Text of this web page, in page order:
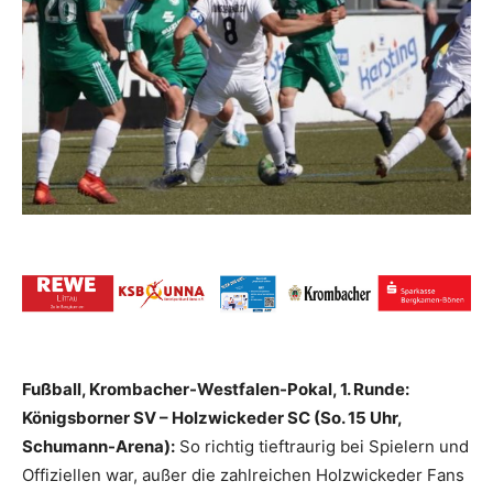
Fußball, Krombacher-Westfalen-Pokal, 1. Runde:
Königsborner SV – Holzwickeder SC (So. 15 Uhr,
Schumann-Arena): So richtig tieftraurig bei Spielern und
Offiziellen war, außer die zahlreichen Holzwickeder Fans